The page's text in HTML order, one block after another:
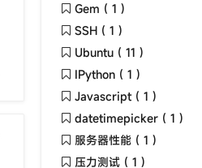
Gem ( 1 )
SSH ( 1 )
Ubuntu ( 11 )
IPython ( 1 )
Javascript ( 1 )
datetimepicker ( 1 )
服务器性能 ( 1 )
压力测试 ( 1 )